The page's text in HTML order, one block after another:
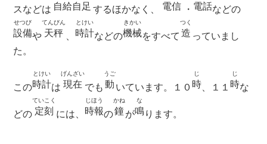
スなどは 自給自足 するほかなく、 電信 ・ 電話などの
設備
せつび
や 天秤
てんびん
時計
とけい
などの機械
きかい
をすべて 造
つく
っていまし
た。
この時計
とけい
は 現在
げんざい
でも 動
うご
いています。１０ 時
じ
、１１ 時
じ
な
どの 定刻
ていこく
には、 時報
じほう
の鐘
かね
が鳴
な
ります。